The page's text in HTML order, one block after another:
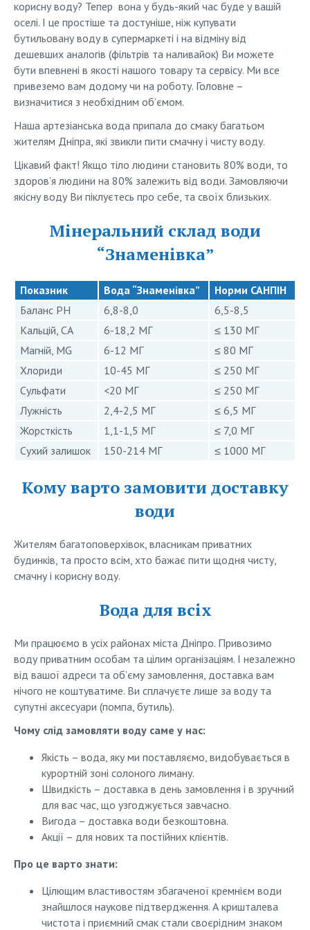
корисну воду? Тепер вона у будь-який час буде у вашій
оселі. І це простіше та достуніше, ніж купувати
бутильовану воду в супермаркеті і на відміну від
дешевших аналогів (фільтрів та наливайок) Ви можете
бути впевнені в якості нашого товару та сервісу. Ми все
привеземо вам додому чи на роботу. Головне –
визначитися з необхідним об’ємом.
Наша артезіанська вода припала до смаку багатьом
жителям Дніпра, які звикли пити смачну і чисту воду.
Цікавий факт! Якщо тіло людини становить 80% води, то
здоров’я людини на 80% залежить від води. Замовляючи
якісну воду Ви піклуєтесь про себе, та своїх близьких.
Мінеральний склад води
“Знаменівка”
Показник Вода “Знаменівка”
Норми САНПІН
Баланс PH
6,8-8,0
6,5-8,5
Кальцій, CA
6-18,2 МГ
≤ 130 МГ
Магній, MG
6-12 МГ
≤ 80 МГ
Хлориди
10-45 МГ
≤ 250 МГ
Сульфати
<20 МГ
≤ 250 МГ
Лужність
2,4-2,5 МГ
≤ 6,5 МГ
Жорсткість
1,1-1,5 МГ
≤ 7,0 МГ
Сухий залишок
150-214 МГ ≤ 1000 МГ
Кому варто замовити доставку
води
Жителям багатоповерхівок, власникам приватних
будинків, та просто всім, хто бажає пити щодня чисту,
смачну і корисну воду.
Вода для всіх
Ми працюємо в усіх районах міста Дніпро. Привозимо
воду приватним особам та цілим організаціям. І незалежно
від вашої адреси та об’єму замовлення, доставка вам
нічого не коштуватиме. Ви сплачуєте лише за воду та
супутні аксесуари (помпа, бутиль).
Чому слід замовляти воду саме у нас:
Якість – вода, яку ми поставляємо, видобувається в
курортній зоні солоного лиману.
Швидкість – доставка в день замовлення і в зручний
для вас час, що узгоджується завчасно.
Вигода – доставка води безкоштовна.
Акції – для нових та постійних клієнтів.
Про це варто знати:
Цілющим властивостям збагаченої кремнієм води
знайшлося наукове підтвердження. А кришталева
чистота і приємний смак стали своєрідним знаком